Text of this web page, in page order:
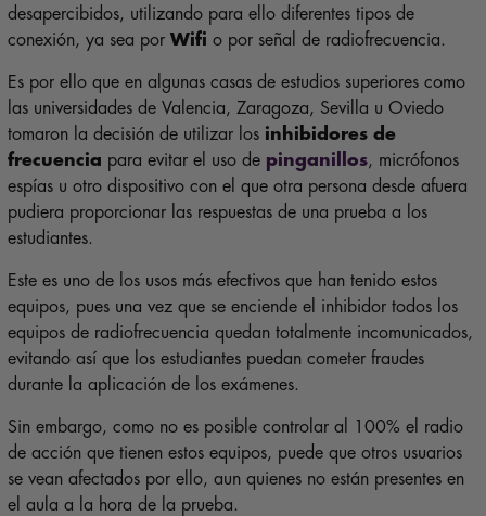
desapercibidos, utilizando para ello diferentes tipos de
conexión, ya sea por Wifi o por señal de radiofrecuencia.
Es por ello que en algunas casas de estudios superiores como
las universidades de Valencia, Zaragoza, Sevilla u Oviedo
tomaron la decisión de utilizar los inhibidores de
frecuencia para evitar el uso de pinganillos, micrófonos
espías u otro dispositivo con el que otra persona desde afuera
pudiera proporcionar las respuestas de una prueba a los
estudiantes.
Este es uno de los usos más efectivos que han tenido estos
equipos, pues una vez que se enciende el inhibidor todos los
equipos de radiofrecuencia quedan totalmente incomunicados,
evitando así que los estudiantes puedan cometer fraudes
durante la aplicación de los exámenes.
Sin embargo, como no es posible controlar al 100% el radio
de acción que tienen estos equipos, puede que otros usuarios
se vean afectados por ello, aun quienes no están presentes en
el aula a la hora de la prueba.